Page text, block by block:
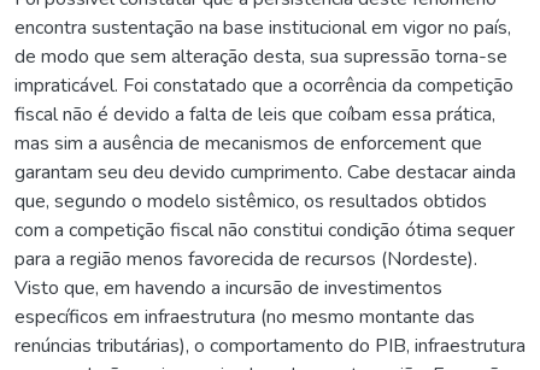
encontra sustentação na base institucional em vigor no país,
de modo que sem alteração desta, sua supressão torna-se
impraticável. Foi constatado que a ocorrência da competição
fiscal não é devido a falta de leis que coíbam essa prática,
mas sim a ausência de mecanismos de enforcement que
garantam seu deu devido cumprimento. Cabe destacar ainda
que, segundo o modelo sistêmico, os resultados obtidos
com a competição fiscal não constitui condição ótima sequer
para a região menos favorecida de recursos (Nordeste).
Visto que, em havendo a incursão de investimentos
específicos em infraestrutura (no mesmo montante das
renúncias tributárias), o comportamento do PIB, infraestrutura